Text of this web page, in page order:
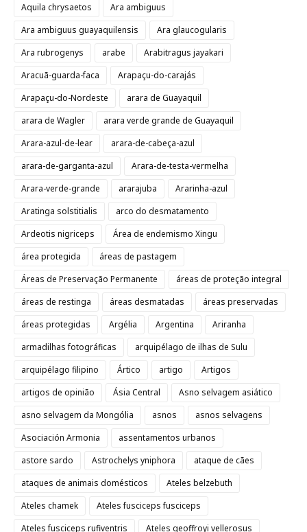
Aquila chrysaetos
Ara ambiguus
Ara ambiguus guayaquilensis
Ara glaucogularis
Ara rubrogenys
arabe
Arabitragus jayakari
Aracuã-guarda-faca
Arapaçu-do-carajás
Arapaçu-do-Nordeste
arara de Guayaquil
arara de Wagler
arara verde grande de Guayaquil
Arara-azul-de-lear
arara-de-cabeça-azul
arara-de-garganta-azul
Arara-de-testa-vermelha
Arara-verde-grande
ararajuba
Ararinha-azul
Aratinga solstitialis
arco do desmatamento
Ardeotis nigriceps
Área de endemismo Xingu
área protegida
áreas de pastagem
Áreas de Preservação Permanente
áreas de proteção integral
áreas de restinga
áreas desmatadas
áreas preservadas
áreas protegidas
Argélia Argentina
Ariranha
armadilhas fotográficas
arquipélago de ilhas de Sulu
arquipélago filipino
Ártico artigo
Artigos
artigos de opinião
Ásia Central
Asno selvagem asiático
asno selvagem da Mongólia
asnos
asnos selvagens
Asociación Armonia
assentamentos urbanos
astore sardo
Astrochelys yniphora
ataque de cães
ataques de animais domésticos
Ateles belzebuth
Ateles chamek
Ateles fusciceps fusciceps
Ateles fusciceps rufiventris
Ateles geoffroyi vellerosus